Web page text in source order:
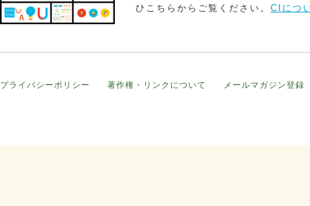
ひこちらからご覧ください。 CIにつ
プライバシーポリシー 著作権・リンクについて メールマガジン登録